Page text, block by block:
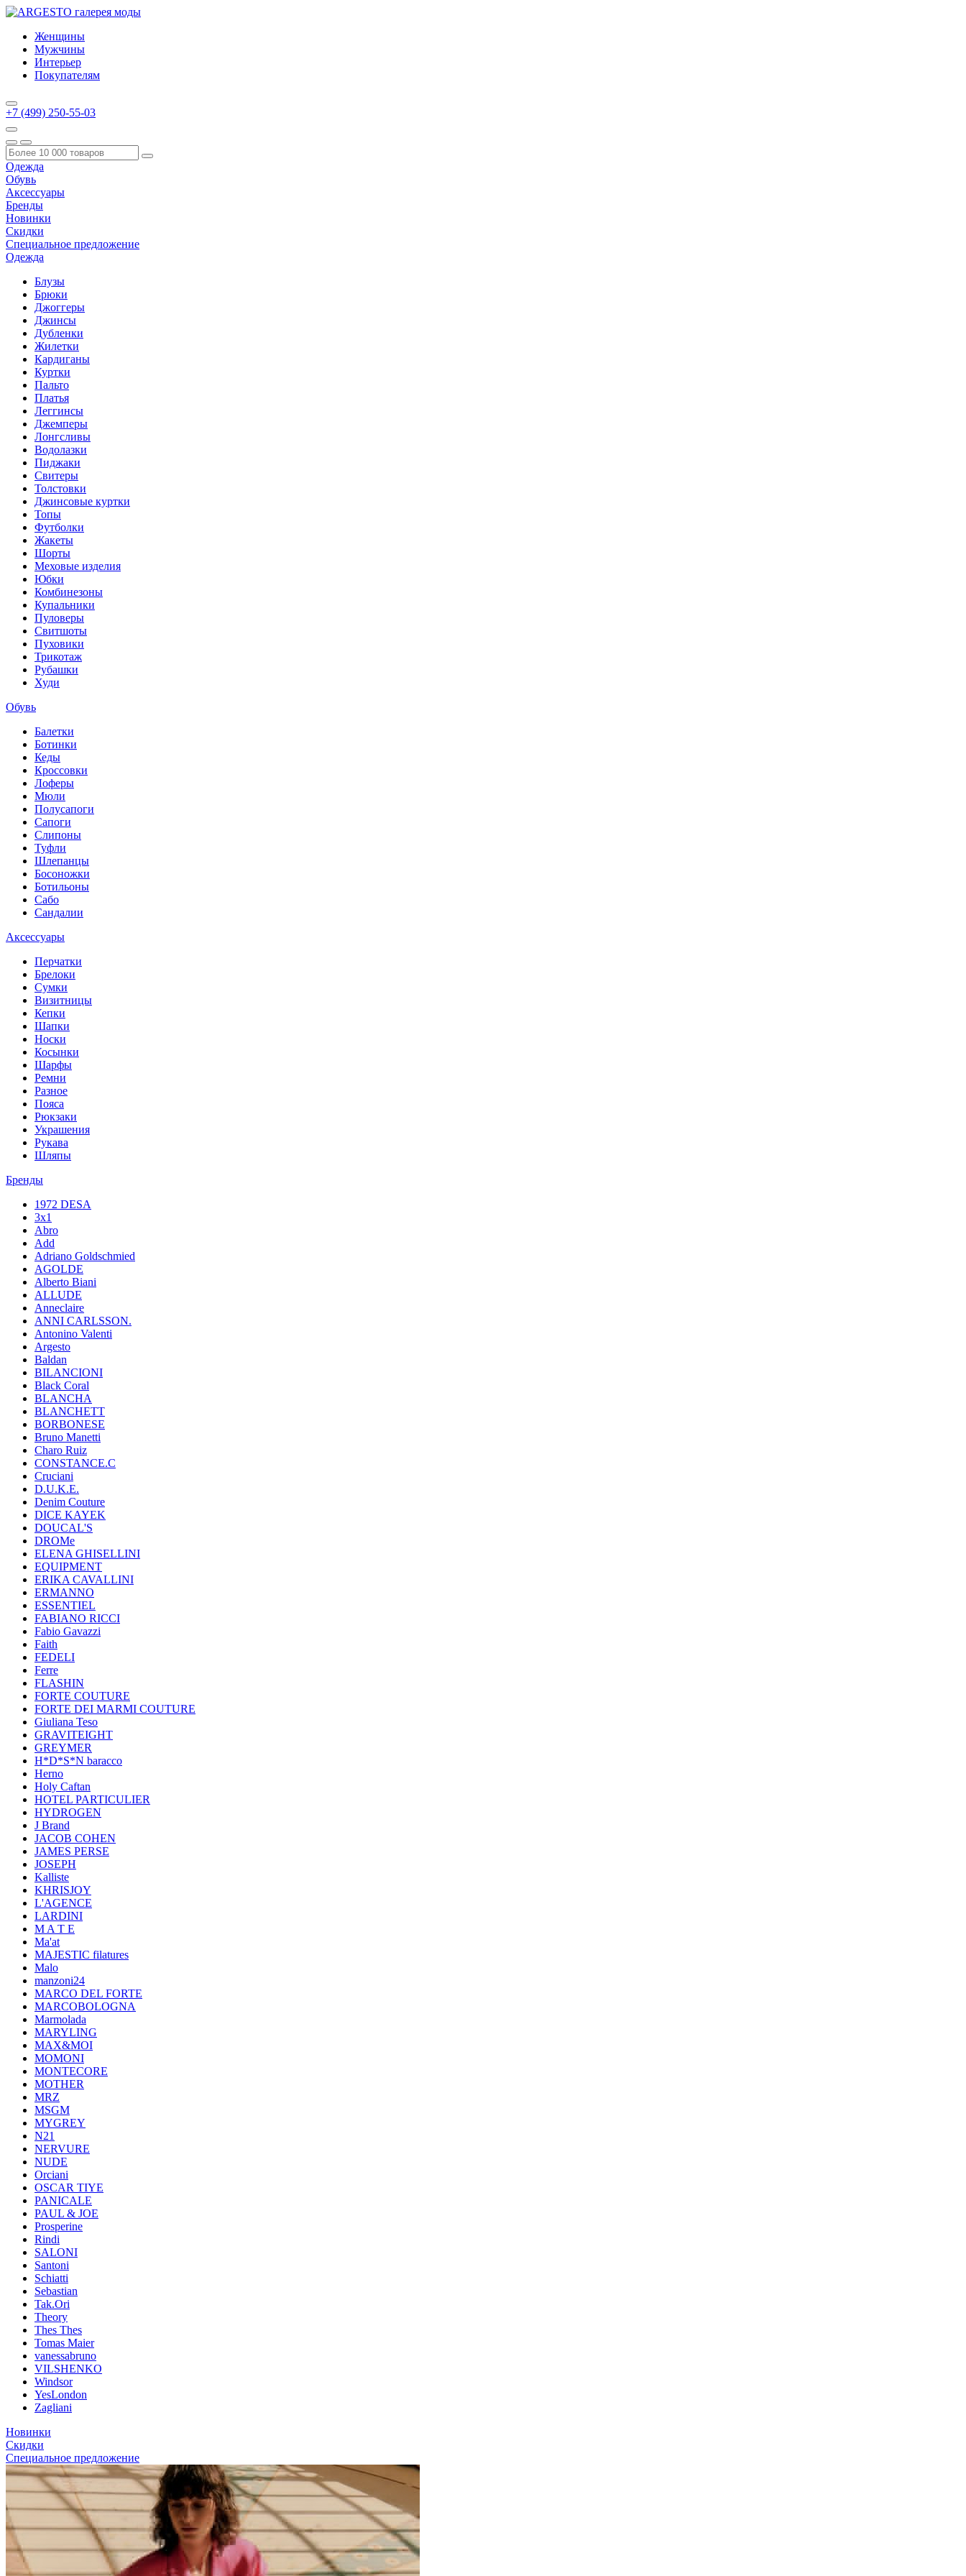
Женщины
Мужчины
Интерьер
Покупателям
+7 (499) 250-55-03
Одежда
Обувь
Аксессуары
Бренды
Новинки
Скидки
Специальное предложение
Одежда
Блузы
Брюки
Джоггеры
Джинсы
Дубленки
Жилетки
Кардиганы
Куртки
Пальто
Платья
Леггинсы
Джемперы
Лонгсливы
Водолазки
Пиджаки
Свитеры
Толстовки
Джинсовые куртки
Топы
Футболки
Жакеты
Шорты
Меховые изделия
Юбки
Комбинезоны
Купальники
Пуловеры
Свитшоты
Пуховики
Трикотаж
Рубашки
Худи
Обувь
Балетки
Ботинки
Кеды
Кроссовки
Лоферы
Мюли
Полусапоги
Сапоги
Слипоны
Туфли
Шлепанцы
Босоножки
Ботильоны
Сабо
Сандалии
Аксессуары
Перчатки
Брелоки
Сумки
Визитницы
Кепки
Шапки
Носки
Косынки
Шарфы
Ремни
Разное
Пояса
Рюкзаки
Украшения
Рукава
Шляпы
Бренды
1972 DESA
3x1
Abro
Add
Adriano Goldschmied
AGOLDE
Alberto Biani
ALLUDE
Anneclaire
ANNI CARLSSON.
Antonino Valenti
Argesto
Baldan
BILANCIONI
Black Coral
BLANCHA
BLANCHETT
BORBONESE
Bruno Manetti
Charo Ruiz
CONSTANCE.C
Cruciani
D.U.K.E.
Denim Couture
DICE KAYEK
DOUCAL'S
DROMe
ELENA GHISELLINI
EQUIPMENT
ERIKA CAVALLINI
ERMANNO
ESSENTIEL
FABIANO RICCI
Fabio Gavazzi
Faith
FEDELI
Ferre
FLASHIN
FORTE COUTURE
FORTE DEI MARMI COUTURE
Giuliana Teso
GRAVITEIGHT
GREYMER
H*D*S*N baracco
Herno
Holy Caftan
HOTEL PARTICULIER
HYDROGEN
J Brand
JACOB COHEN
JAMES PERSE
JOSEPH
Kalliste
KHRISJOY
L'AGENCE
LARDINI
M A T E
Ma'at
MAJESTIC filatures
Malo
manzoni24
MARCO DEL FORTE
MARCOBOLOGNA
Marmolada
MARYLING
MAX&MOI
MOMONI
MONTECORE
MOTHER
MRZ
MSGM
MYGREY
N21
NERVURE
NUDE
Orciani
OSCAR TIYE
PANICALE
PAUL & JOE
Prosperine
Rindi
SALONI
Santoni
Schiatti
Sebastian
Tak.Ori
Theory
Thes Thes
Tomas Maier
vanessabruno
VILSHENKO
Windsor
YesLondon
Zagliani
Новинки
Скидки
Специальное предложение